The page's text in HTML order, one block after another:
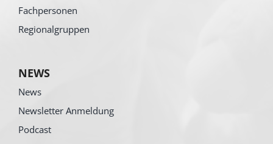
Fachpersonen
Regionalgruppen
NEWS
News
Newsletter Anmeldung
Podcast